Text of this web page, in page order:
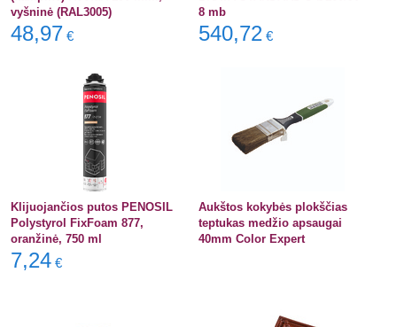
vyšninė (RAL3005)
48,97 €
8 mb
540,72 €
Klijuojančios putos PENOSIL
Polystyrol FixFoam 877,
oranžinė, 750 ml
7,24 €
Aukštos kokybės plokščias
teptukas medžio apsaugai
40mm Color Expert